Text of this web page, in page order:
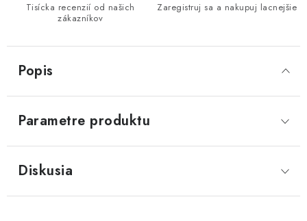
Tisícka recenzií od našich
zákazníkov
Zaregistruj sa a nakupuj lacnejšie
Popis
Parametre produktu
Diskusia